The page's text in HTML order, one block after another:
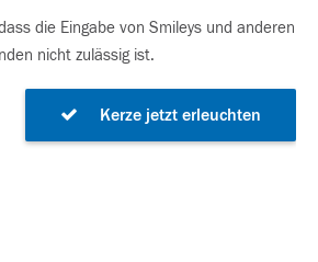
die Eingabe von Smileys und anderen
nicht zulässig ist.
Kerze jetzt erleuchten